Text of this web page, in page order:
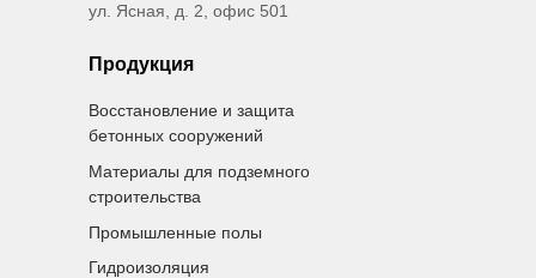
ул. Ясная, д. 2, офис 501
Продукция
Восстановление и защита
бетонных сооружений
Материалы для подземного
строительства
Промышленные полы
Гидроизоляция